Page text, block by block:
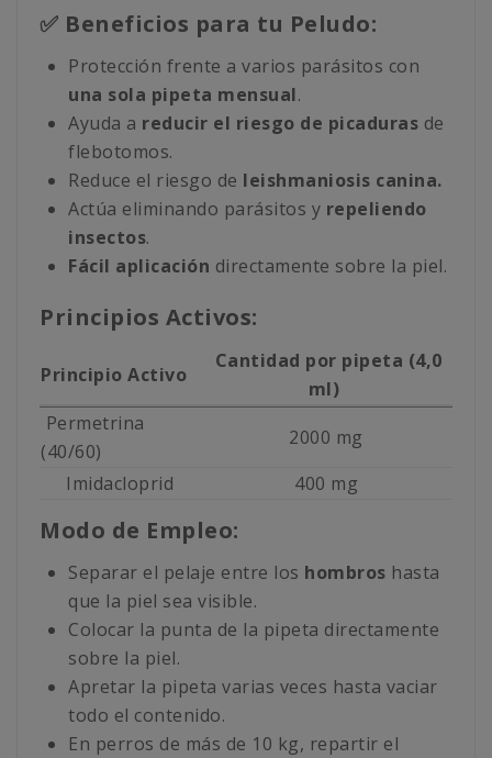
✅ Beneficios para tu Peludo:
Protección frente a varios parásitos con
una sola pipeta mensual.
Ayuda a reducir el riesgo de picaduras de
flebotomos.
Reduce el riesgo de leishmaniosis canina.
Actúa eliminando parásitos y repeliendo
insectos.
Fácil aplicación directamente sobre la piel.
Principios Activos:
Principio Activo
Cantidad por pipeta (4,0
ml)
Permetrina
(40/60)
2000 mg
Imidacloprid
400 mg
Modo de Empleo:
Separar el pelaje entre los hombros hasta
que la piel sea visible.
Colocar la punta de la pipeta directamente
sobre la piel.
Apretar la pipeta varias veces hasta vaciar
todo el contenido.
En perros de más de 10 kg, repartir el